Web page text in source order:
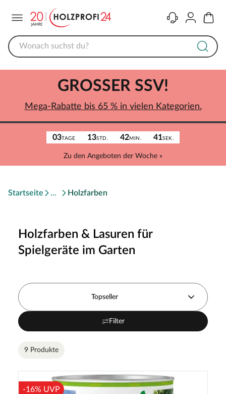
KontaktKonto
03TAGE 13STD. 42MIN. 41SEK.
Zu den Angeboten der Woche »
GROSSER SSV!
Mega-Rabatte bis 65 % in vielen Kategorien.
Startseite Holzfarben
Holzfarben & Lasuren für
Spielgeräte im Garten
Topseller
Filter
9 Produkte
-16% UVP